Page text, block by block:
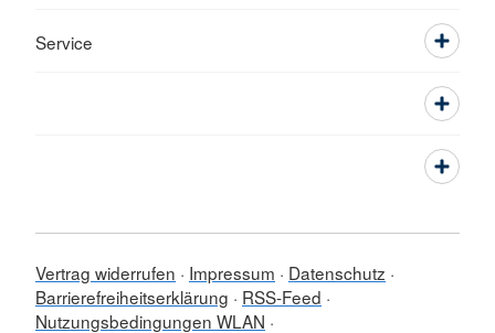
Service
Vertrag widerrufen Impressum
Datenschutz
Barrierefreiheitserklärung
RSS-Feed
Nutzungsbedingungen WLAN